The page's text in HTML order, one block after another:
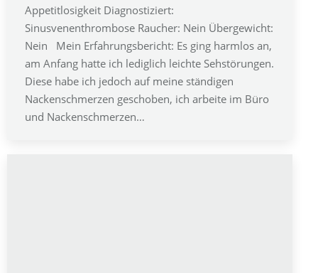
Appetitlosigkeit Diagnostiziert:
Sinusvenenthrombose Raucher: Nein Übergewicht:
Nein Mein Erfahrungsbericht: Es ging harmlos an,
am Anfang hatte ich lediglich leichte Sehstörungen.
Diese habe ich jedoch auf meine ständigen
Nackenschmerzen geschoben, ich arbeite im Büro
und Nackenschmerzen…